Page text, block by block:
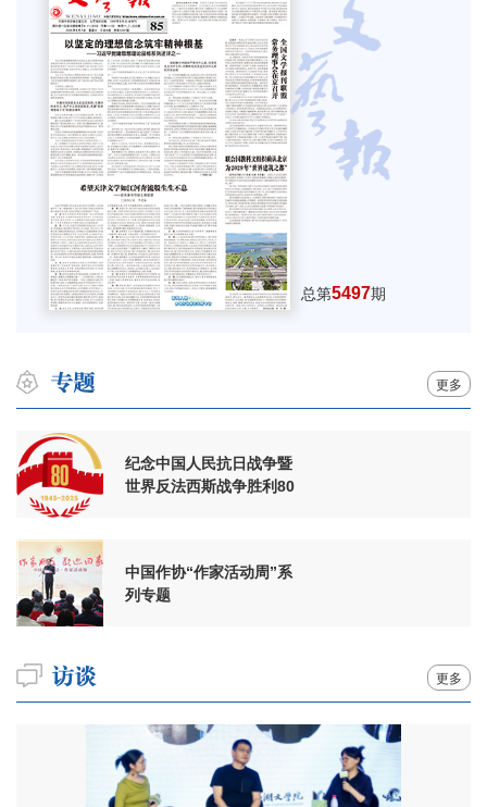
总第5497期
更多
纪念中国人民抗日战争暨
世界反法西斯战争胜利80
中国作协“作家活动周”系
列专题
更多